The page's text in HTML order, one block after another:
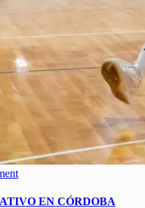
EN CÓRDOBA